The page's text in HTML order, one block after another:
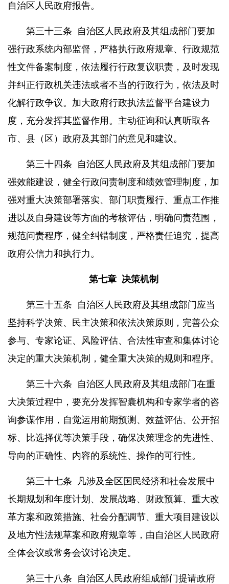
自治区人民政府报告。
第三十三条
自治区人民政府及其组成部门要加
强行政系统内部监督，严格执行政府规章、行政规范
性文件备案制度，依法履行行政复议职责，及时发现
并纠正行政机关违法或者不当的行政行为，依法及时
化解行政争议。加大政府行政执法监督平台建设力
度，充分发挥其监督作用。主动征询和认真听取各
市、县（区）政府及其部门的意见和建议。
第三十四条
自治区人民政府及其组成部门要加
强效能建设，健全行政问责制度和绩效管理制度，加
强对重大决策部署落实、部门职责履行、重点工作推
进以及自身建设等方面的考核评估，明确问责范围，
规范问责程序，健全纠错制度，严格责任追究，提高
政府公信力和执行力。
第七章 决策机制
第三十五条
自治区人民政府及其组成部门应当
坚持科学决策、民主决策和依法决策原则，完善公众
参与、专家论证、风险评估、合法性审查和集体讨论
决定的重大决策机制，健全重大决策的规则和程序。
第三十六条
自治区人民政府及其组成部门在重
大决策过程中，要充分发挥智囊机构和专家学者的咨
询参谋作用，自觉运用前期预测、效益评估、公开招
标、比选择优等决策手段，确保决策理念的先进性、
导向的正确性、内容的系统性、操作的可行性。
第三十七条
凡涉及全区国民经济和社会发展中
长期规划和年度计划、发展战略、财政预算、重大改
革方案和政策措施、社会分配调节、重大项目建设以
及地方性法规草案和政府规章等，由自治区人民政府
全体会议或常务会议讨论决定。
第三十八条
自治区人民政府组成部门提请政府